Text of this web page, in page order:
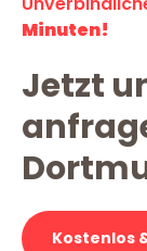
Minuten!
Jetzt
Kostenlos